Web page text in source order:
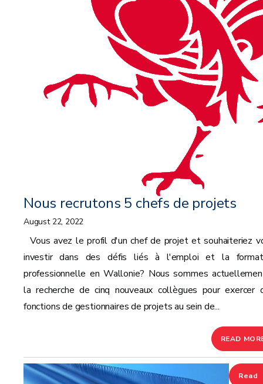
Nous recrutons 5 chefs de projets
August 22, 2022
Vous avez le profil d'un chef de projet et souhaiteriez
investir dans des défis liés à l'emploi et la
professionnelle en Wallonie? Nous sommes
la recherche de cinq nouveaux collègues pour exercer
fonctions de gestionnaires de projets au sein de...
READ
Read